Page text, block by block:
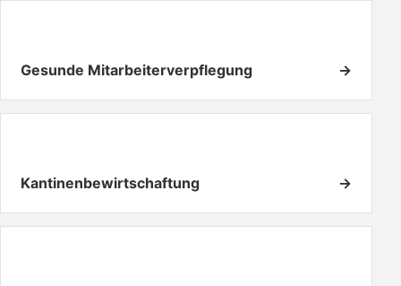
Gesunde Mitarbeiterverpflegung →
Kantinenbewirtschaftung →